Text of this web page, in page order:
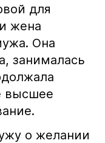
для
жена
Она
занималась
высшее
о желании